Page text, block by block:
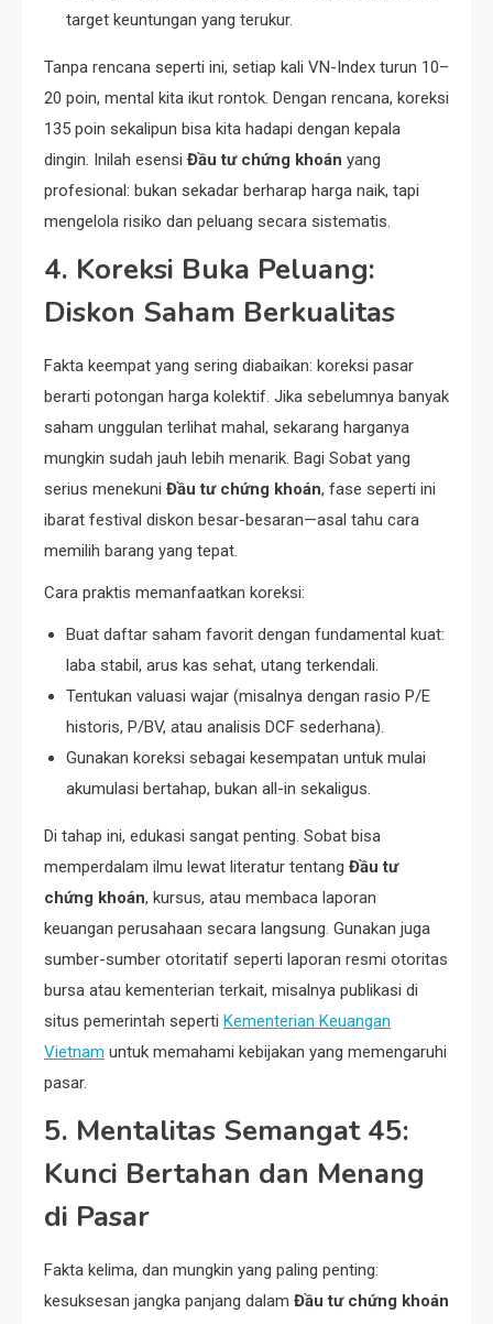
target keuntungan yang terukur.
Tanpa rencana seperti ini, setiap kali VN-Index turun 10–
20 poin, mental kita ikut rontok. Dengan rencana, koreksi
135 poin sekalipun bisa kita hadapi dengan kepala
dingin. Inilah esensi Đầu tư chứng khoán yang
profesional: bukan sekadar berharap harga naik, tapi
mengelola risiko dan peluang secara sistematis.
4. Koreksi Buka Peluang:
Diskon Saham Berkualitas
Fakta keempat yang sering diabaikan: koreksi pasar
berarti potongan harga kolektif. Jika sebelumnya banyak
saham unggulan terlihat mahal, sekarang harganya
mungkin sudah jauh lebih menarik. Bagi Sobat yang
serius menekuni Đầu tư chứng khoán, fase seperti ini
ibarat festival diskon besar-besaran—asal tahu cara
memilih barang yang tepat.
Cara praktis memanfaatkan koreksi:
Buat daftar saham favorit dengan fundamental kuat:
laba stabil, arus kas sehat, utang terkendali.
Tentukan valuasi wajar (misalnya dengan rasio P/E
historis, P/BV, atau analisis DCF sederhana).
Gunakan koreksi sebagai kesempatan untuk mulai
akumulasi bertahap, bukan all-in sekaligus.
Di tahap ini, edukasi sangat penting. Sobat bisa
memperdalam ilmu lewat literatur tentang Đầu tư
chứng khoán, kursus, atau membaca laporan
keuangan perusahaan secara langsung. Gunakan juga
sumber-sumber otoritatif seperti laporan resmi otoritas
bursa atau kementerian terkait, misalnya publikasi di
situs pemerintah seperti Kementerian Keuangan
Vietnam untuk memahami kebijakan yang memengaruhi
pasar.
5. Mentalitas Semangat 45:
Kunci Bertahan dan Menang
di Pasar
Fakta kelima, dan mungkin yang paling penting:
kesuksesan jangka panjang dalam Đầu tư chứng khoán